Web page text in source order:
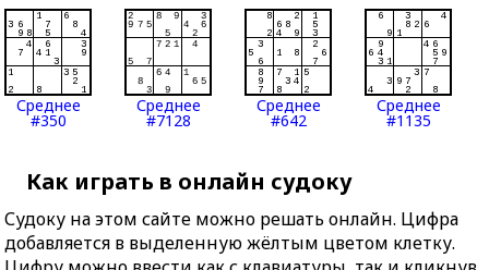
Среднее
#350
Среднее
#7128
Среднее
#642
Среднее
#1135
Как играть в онлайн судоку
Судоку на этом сайте можно решать онлайн. Цифра
добавляется в выделенную жёлтым цветом клетку.